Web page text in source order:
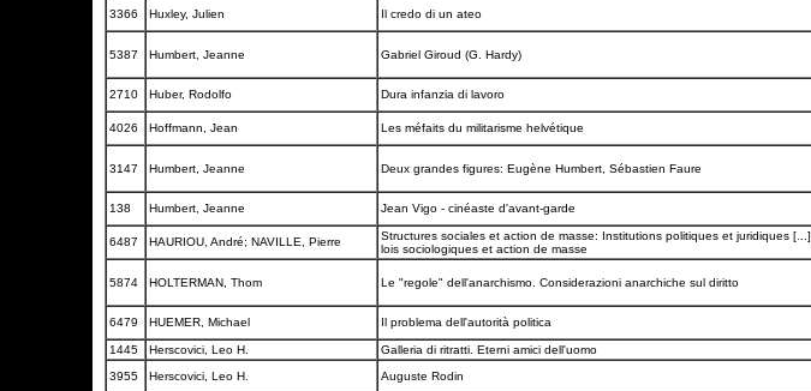
3366
Huxley, Julien Il credo di un ateo
5387 Humbert, Jeanne Gabriel Giroud (G. Hardy)
2710
Huber, Rodolfo Dura infanzia di lavoro
4026 Hoffmann, Jean Les méfaits du militarisme helvétique
3147 Humbert, Jeanne Deux grandes figures: Eugène Humbert, Sébastien Faure
138
Humbert, Jeanne Jean Vigo - cinéaste d'avant-garde
6487
HAURIOU, André; NAVILLE, Pierre
Structures sociales et action de masse: Institutions politiques et juridiques [...],
lois sociologiques et action de masse
5874 HOLTERMAN, Thom Le "regole" dell'anarchismo. Considerazioni anarchiche sul diritto
6479
HUEMER, Michael Il problema dell'autorità politica
1445
Herscovici, Leo H. Galleria di ritratti. Eterni amici dell'uomo
3955
Herscovici, Leo H. Auguste Rodin